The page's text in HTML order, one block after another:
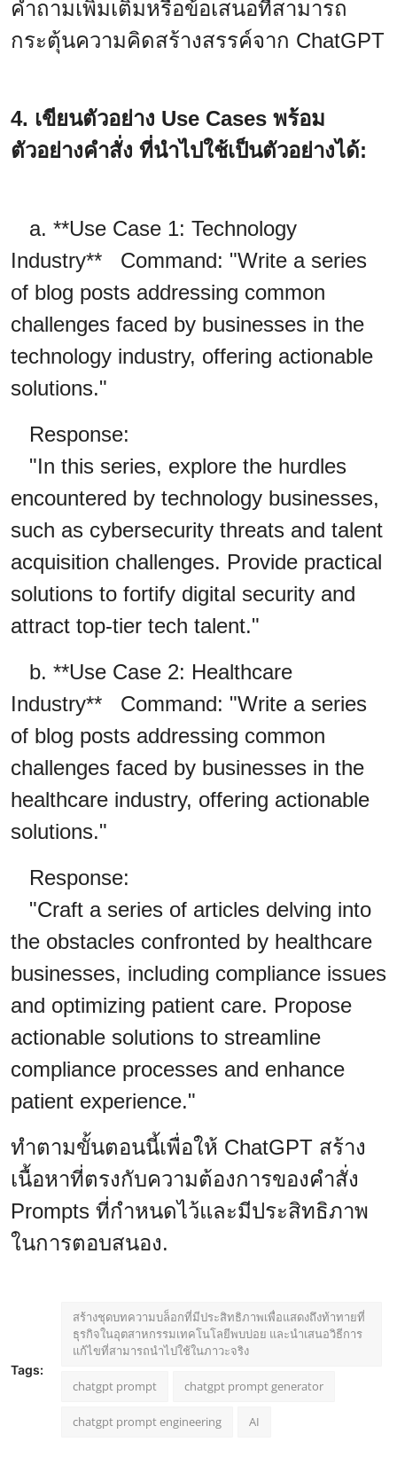
คำถามเพิ่มเติมหรือข้อเสนอที่สามารถ
กระตุ้นความคิดสร้างสรรค์จาก ChatGPT
4. เขียนตัวอย่าง Use Cases พร้อม
ตัวอย่างคำสั่ง ที่นำไปใช้เป็นตัวอย่างได้:
a. **Use Case 1: Technology
Industry** Command: "Write a series
of blog posts addressing common
challenges faced by businesses in the
technology industry, offering actionable
solutions."
Response:
"In this series, explore the hurdles
encountered by technology businesses,
such as cybersecurity threats and talent
acquisition challenges. Provide practical
solutions to fortify digital security and
attract top-tier tech talent."
b. **Use Case 2: Healthcare
Industry** Command: "Write a series
of blog posts addressing common
challenges faced by businesses in the
healthcare industry, offering actionable
solutions."
Response:
"Craft a series of articles delving into
the obstacles confronted by healthcare
businesses, including compliance issues
and optimizing patient care. Propose
actionable solutions to streamline
compliance processes and enhance
patient experience."
ทำตามขั้นตอนนี้เพื่อให้ ChatGPT สร้าง
เนื้อหาที่ตรงกับความต้องการของคำสั่ง
Prompts ที่กำหนดไว้และมีประสิทธิภาพ
ในการตอบสนอง.
Tags:
สร้างชุดบทความบล็อกที่มีประสิทธิภาพเพื่อแสดงถึงท้าทายที่
ธุรกิจในอุตสาหกรรมเทคโนโลยีพบบ่อย และนำเสนอวิธีการ
แก้ไขที่สามารถนำไปใช้ในภาวะจริง
chatgpt prompt chatgpt prompt generator
chatgpt prompt engineering AI